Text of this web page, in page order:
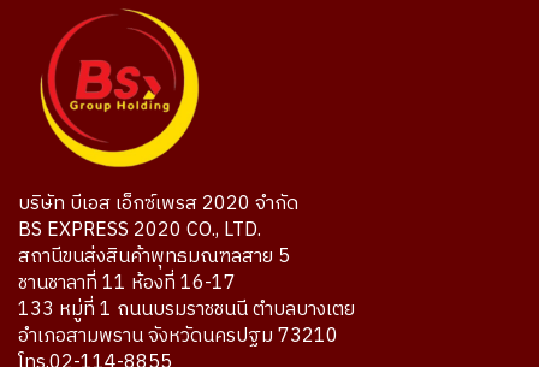
บริษัท บีเอส เอ็กซ์เพรส 2020 จำกัด
BS EXPRESS 2020 CO., LTD.
สถานีขนส่งสินค้าพุทธมณฑลสาย 5
ชานชาลาที่ 11 ห้องที่ 16-17
133 หมู่ที่ 1 ถนนบรมราชชนนี ตำบลบางเตย
อำเภอสามพราน จังหวัดนครปฐม 73210